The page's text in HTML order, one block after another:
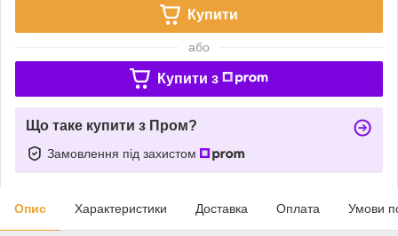
Купити
або
Купити з
Що таке купити з Пром?
Замовлення під захистом
Опис Характеристики Доставка Оплата Умови